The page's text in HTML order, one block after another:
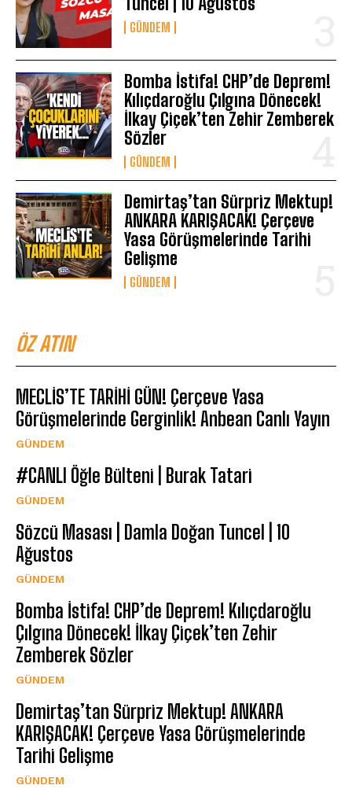
GÜNDEM
Bomba İstifa! CHP’de Deprem!
Kılıçdaroğlu Çılgına Dönecek!
İlkay Çiçek’ten Zehir Zemberek
Sözler
GÜNDEM
Demirtaş’tan Sürpriz Mektup!
ANKARA KARIŞACAK! Çerçeve
Yasa Görüşmelerinde Tarihi
Gelişme
GÜNDEM
ÖZ ATIN
MECLİS’TE TARİHİ GÜN! Çerçeve Yasa
Görüşmelerinde Gerginlik! Anbean Canlı Yayın
GÜNDEM
#CANLI Öğle Bülteni | Burak Tatari
GÜNDEM
Sözcü Masası | Damla Doğan Tuncel | 10
Ağustos
GÜNDEM
Bomba İstifa! CHP’de Deprem! Kılıçdaroğlu
Çılgına Dönecek! İlkay Çiçek’ten Zehir
Zemberek Sözler
GÜNDEM
Demirtaş’tan Sürpriz Mektup! ANKARA
KARIŞACAK! Çerçeve Yasa Görüşmelerinde
Tarihi Gelişme
GÜNDEM